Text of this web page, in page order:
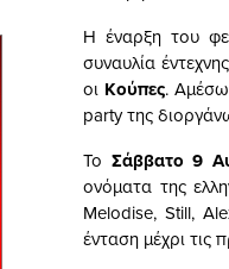
Η έναρξη του
συναυλία
οι Κούπες.
party της
Το Σάββατο 9
ονόματα της
Melodise, Still,
ένταση μέχρι